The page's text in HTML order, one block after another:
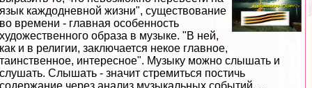
язык каждодневной жизни", существование
во времени - главная особенность
художественного образа в музыке. "В ней,
как и в религии, заключается некое главное,
таинственное, интересное". Музыку можно слышать и
слушать. Слышать - значит стремиться постичь